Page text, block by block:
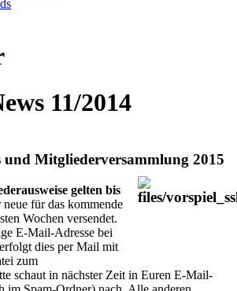
11/2014
und Mitgliederversammlung 2015
gelten bis
neue für das kommende
Wochen versendet.
E-Mail-Adresse bei
dies per Mail mit
zum
schaut in nächster Zeit in Euren E-Mail-